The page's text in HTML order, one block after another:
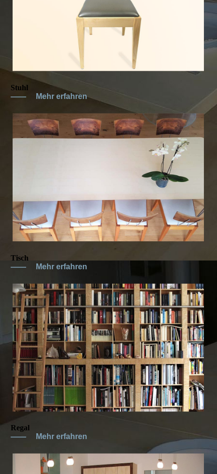
Stuhl
——
Mehr erfahren
Tisch
——
Mehr erfahren
Regal
——
Mehr erfahren